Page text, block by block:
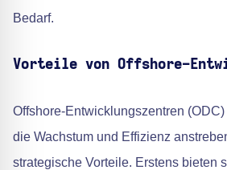
Bedarf.
Vorteile von Offshore-
Offshore-Entwicklungszentren
die Wachstum und Effizienz
strategische Vorteile. Erstens bieten